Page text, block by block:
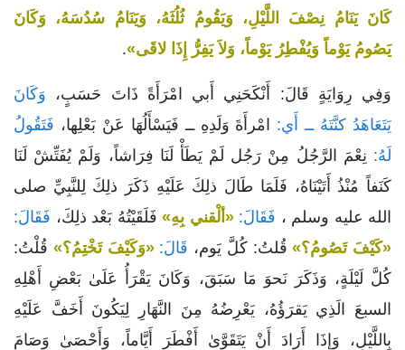
كَانَ يَنَامُ نِصْفَ اللَّيْلِ، وَيَقُومُ ثُلُثَهُ، وَيَنَامُ سُدُسَهُ، وَكَانَ
يَصُومُ يَوْماً وَيُفْطِرُ يَوْماً، وَلاَ يَفِرُّ إِذَا لاقَى».
وَفِي رِوَايَةٍ قَالَ: أَنْكَحَنِي أَبي امْرَأَةً ذَاتَ حَسَبٍ، وَكَانَ
يَتَعَاهَدُ كنَّتَهُ ــ أَي: امْرأَةَ وَلَدِهِ ــ فَيَسْأَلُهَا عَنْ بَعْلِها، فَتَقُولُ
لَهُ: نِعْمَ الرَّجُلُ مِنْ رَجُل لَمْ يَطَأْ لَنَا فِرَاشاً، وَلَمْ يُفَتِّشْ لَنَا
كَنَفاً مُنْذُ أَتَيْنَاهُ، فَلَمَا طَالَ ذلِكَ عَلَيْهِ ذَكَرَ ذلِكَ لِلنَّبِيِّ صلى
الله عليه وسلم ، فَقَالَ: «ألْقني بِهِ» فَلَقَيْتُهُ بَعْد ذلِكَ، فَقَالَ:
«كَيْفَ تَصُومُ؟»قُلتُ: كُلَّ يَوم، قَالَ: «وَكَيْفَ تَخْتِمُ؟» قُلْتُ:
كُلَّ لَيْلَةٍ، وَذَكَرَ نَحوَ مَا سَبَقَ، وَكَانَ يَقْرَأُ عَلَىٰ بَعْضِ أَهْلِهِ
السبعَ الَذِي يَقرَؤُهُ، يَعْرِضُهُ مِنَ النَّهَارِ لِيَكُونَ أَخَفَّ عَلَيْهِ
بِاللَّيْلِ، وَإِذَا أَرَادَ أَنْ يَتَقَوَّىٰ أَفْطَرَ أَيَّاماً، وَأَحْصَىٰ وَصَامَ